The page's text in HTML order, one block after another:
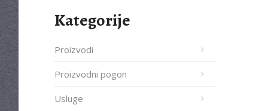
Kategorije
Proizvodi
Proizvodni pogon
Usluge